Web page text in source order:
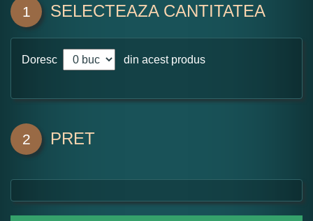
1 SELECTEAZA CANTITATEA
Doresc din acest produs
2 PRET